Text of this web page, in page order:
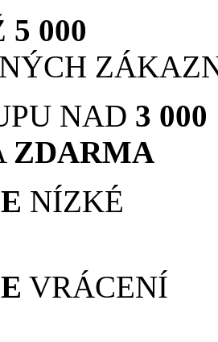
5 000
NAD 3 000
ZDARMA
NÍZKÉ
VRÁCENÍ